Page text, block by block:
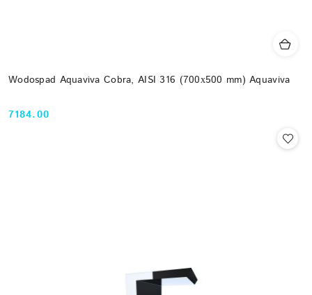
Wodospad Aquaviva Cobra, AISI 316 (700х500 mm) Aquaviva
Cena:
7184.00